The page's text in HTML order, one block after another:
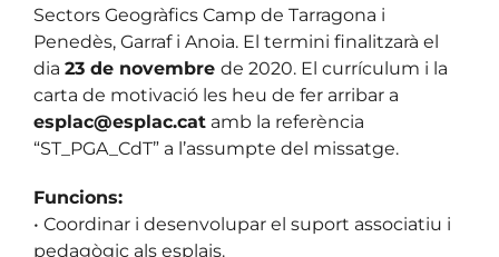
Sectors Geogràfics Camp de Tarragona i
Penedès, Garraf i Anoia. El termini finalitzarà el
dia 23 de novembre de 2020. El currículum i la
carta de motivació les heu de fer arribar a
esplac@esplac.cat amb la referència
“ST_PGA_CdT” a l’assumpte del missatge.
Funcions:
• Coordinar i desenvolupar el suport associatiu i
pedagògic als esplais.